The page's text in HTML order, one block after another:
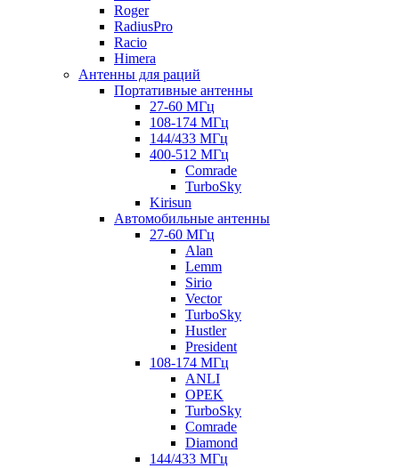
Roger
RadiusPro
Racio
Himera
Антенны для раций
Портативные антенны
27-60 МГц
108-174 МГц
144/433 МГц
400-512 МГц
Comrade
TurboSky
Kirisun
Автомобильные антенны
27-60 МГц
Alan
Lemm
Sirio
Vector
TurboSky
Hustler
President
108-174 МГц
ANLI
OPEK
TurboSky
Comrade
Diamond
144/433 МГц